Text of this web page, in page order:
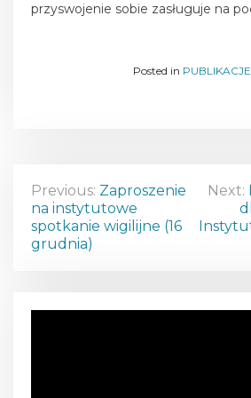
przyswojenie sobie zasługuje na
Posted in PUBLIKACJE
N
a
Previous: Zaproszenie
na instytutowe
spotkanie wigilijne (16
grudnia)
Next: